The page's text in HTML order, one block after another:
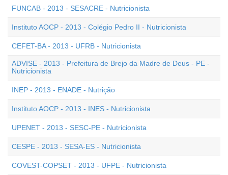
FUNCAB - 2013 - SESACRE - Nutricionista
Instituto AOCP - 2013 - Colégio Pedro II - Nutricionista
CEFET-BA - 2013 - UFRB - Nutricionista
ADVISE - 2013 - Prefeitura de Brejo da Madre de Deus - PE -
Nutricionista
INEP - 2013 - ENADE - Nutrição
Instituto AOCP - 2013 - INES - Nutricionista
UPENET - 2013 - SESC-PE - Nutricionista
CESPE - 2013 - SESA-ES - Nutricionista
COVEST-COPSET - 2013 - UFPE - Nutricionista